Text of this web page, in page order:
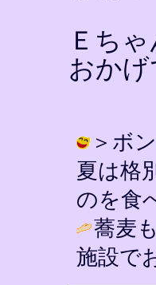
Ｅち
おか
＞ボ
夏は格
のを食
蕎麦
施設で